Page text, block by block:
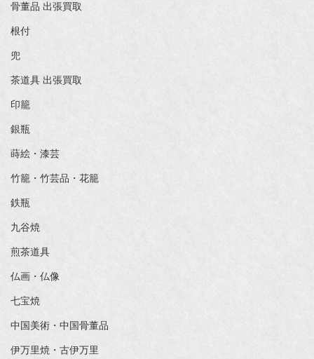
骨董品 出張買取
根付
兜
茶道具 出張買取
印籠
銀瓶
蒔絵・漆芸
竹籠・竹芸品・花籠
鉄瓶
九谷焼
煎茶道具
仏画・仏像
七宝焼
中国美術・中国骨董品
伊万里焼・古伊万里